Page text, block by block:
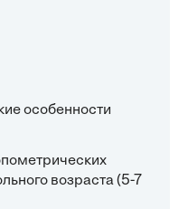
особенности
возраста (5-7